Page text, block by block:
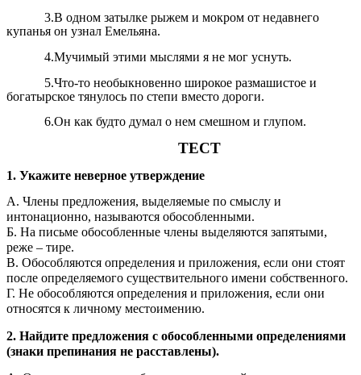
3.В одном затылке рыжем и мокром от недавнего
купанья он узнал Емельяна.
4.Мучимый этими мыслями я не мог уснуть.
5.Что-то необыкновенно широкое размашистое и
богатырское тянулось по степи вместо дороги.
6.Он как будто думал о нем смешном и глупом.
ТЕСТ
1. Укажите неверное утверждение
А. Члены предложения, выделяемые по смыслу и
интонационно, называются обособленными.
Б. На письме обособленные члены выделяются запятыми,
реже – тире.
В. Обособляются определения и приложения, если они стоят
после определяемого существительного имени собственного.
Г. Не обособляются определения и приложения, если они
относятся к личному местоимению.
2. Найдите предложения с обособленными определениями
(знаки препинания не расставлены).